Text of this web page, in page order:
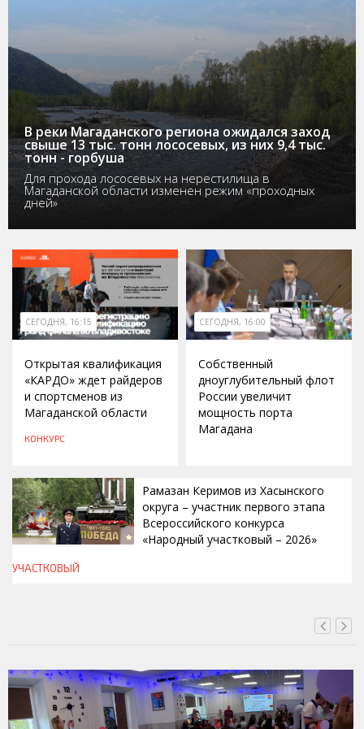
В реки Магаданского региона ожидался заход
свыше 13 тыс. тонн лососевых, из них 9,4 тыс.
тонн - горбуша
Для прохода лососевых на нерестилища в
Магаданской области изменен режим «проходных
дней»
СЕГОДНЯ, 16:15
Открытая квалификация
«КАРДО» ждет райдеров
и спортсменов из
Магаданской области
КОНКУРС
СЕГОДНЯ, 16:00
Собственный
дноуглубительный флот
России увеличит
мощность порта
Магадана
СЕГОДНЯ, 14:00
Рамазан Керимов из Хасынского
округа – участник первого этапа
Всероссийского конкурса
«Народный участковый – 2026»
УЧАСТКОВЫЙ